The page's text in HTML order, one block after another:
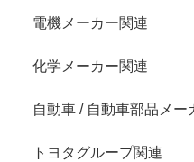
電機メーカー関連
化学メーカー関連
自動車 / 自動車部品メー
トヨタグループ関連